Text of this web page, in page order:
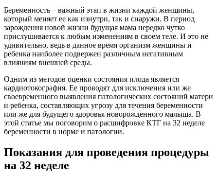
Беременность – важный этап в жизни каждой женщины,
который меняет ее как изнутри, так и снаружи. В период
зарождения новой жизни будущая мама нередко чутко
прислушивается к любым изменениям в своем теле. И это не
удивительно, ведь в данное время организм женщины и
ребенка наиболее подвержен различным негативным
влияниям внешней среды.
Одним из методов оценки состояния плода является
кардиотокография. Ее проводят для исключения или же
своевременного выявления патологических состояний матери
и ребенка, составляющих угрозу для течения беременности
или же для будущего здоровья новорожденного малыша. В
этой статье мы поговорим о расшифровке КТГ на 32 неделе
беременности в норме и патологии.
Показания для проведения процедуры
на 32 неделе